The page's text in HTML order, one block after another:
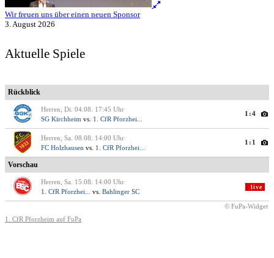
Wir freuen uns über einen neuen Sponsor
3. August 2026
Aktuelle Spiele